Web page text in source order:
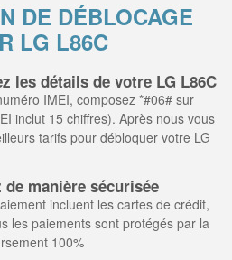
DE DÉBLOCAGE
LG L86C
les détails de votre LG L86C
IMEI, composez *#06# sur
inclut 15 chiffres). Après nous vous
tarifs pour débloquer votre LG
de manière sécurisée
incluent les cartes de crédit,
les paiements sont protégés par la
100%